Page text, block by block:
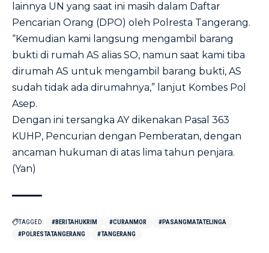
lainnya UN yang saat ini masih dalam Daftar
Pencarian Orang (DPO) oleh Polresta Tangerang.
“Kemudian kami langsung mengambil barang
bukti di rumah AS alias SO, namun saat kami tiba
dirumah AS untuk mengambil barang bukti, AS
sudah tidak ada dirumahnya,” lanjut Kombes Pol
Asep.
Dengan ini tersangka AY dikenakan Pasal 363
KUHP, Pencurian dengan Pemberatan, dengan
ancaman hukuman di atas lima tahun penjara.
(Yan)
TAGGED: #BERITAHUKRIM #CURANMOR
#PASANGMATATELINGA
#POLRESTATANGERANG
#TANGERANG